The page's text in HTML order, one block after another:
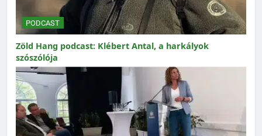
PODCAST
Zöld Hang podcast: Klébert Antal, a harkályok
szószólója